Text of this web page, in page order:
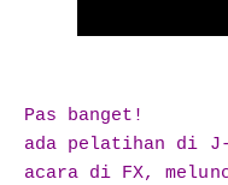
Pas banget!
ada pelatihan di
acara di FX,